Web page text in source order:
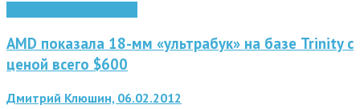
AMD показала 18-мм «ультрабук» на базе Trinity с
ценой всего $600
Дмитрий Клюшин, 06.02.2012